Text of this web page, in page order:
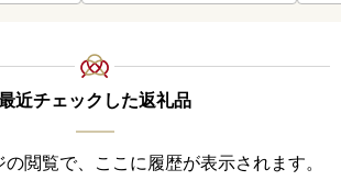
近チェックした返礼品
閲覧で、ここに履歴が表示されます。